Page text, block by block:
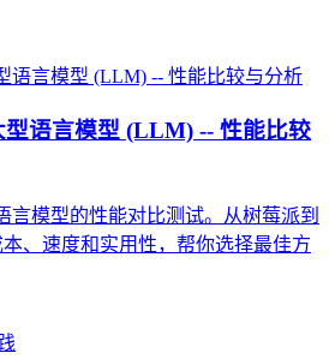
语言模型 (LLM) -- 性能比较
言模型的性能对比测试。从树莓派到
、速度和实用性，帮你选择最佳方